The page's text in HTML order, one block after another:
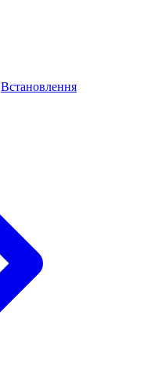
Встановлення